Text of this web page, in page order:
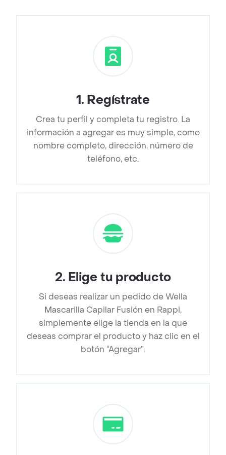
1. Regístrate
Crea tu perfil y completa tu registro. La
información a agregar es muy simple, como
nombre completo, dirección, número de
teléfono, etc.
2. Elige tu producto
Si deseas realizar un pedido de Wella
Mascarilla Capilar Fusión en Rappi,
simplemente elige la tienda en la que
deseas comprar el producto y haz clic en el
botón “Agregar”.